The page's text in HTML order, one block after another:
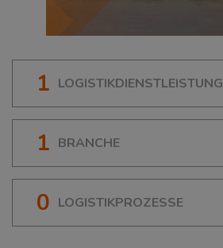
1 LOGISTIKDIENSTLEISTUNG
1 BRANCHE
0 LOGISTIKPROZESSE